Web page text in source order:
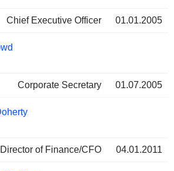
Chief Executive Officer 01.01.2005
Corporate Secretary 01.07.2005
Director of Finance/CFO 04.01.2011